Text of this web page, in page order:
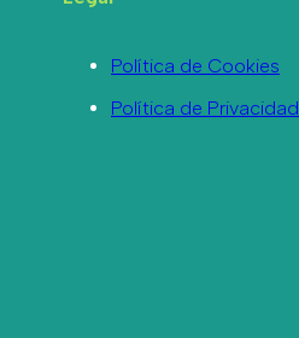
Política de Cookies
Política de